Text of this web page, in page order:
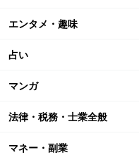
エンタメ・趣味
占い
マンガ
法律・税務・士業全般
マネー・副業